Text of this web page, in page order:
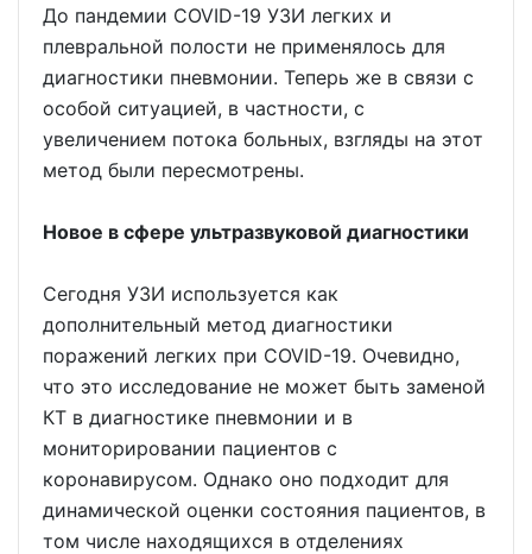
До пандемии COVID-19 УЗИ легких и
плевральной полости не применялось для
диагностики пневмонии. Теперь же в связи с
особой ситуацией, в частности, с
увеличением потока больных, взгляды на этот
метод были пересмотрены.
Новое в сфере ультразвуковой диагностики
Сегодня УЗИ используется как
дополнительный метод диагностики
поражений легких при COVID-19. Очевидно,
что это исследование не может быть заменой
КТ в диагностике пневмонии и в
мониторировании пациентов с
коронавирусом. Однако оно подходит для
динамической оценки состояния пациентов, в
том числе находящихся в отделениях